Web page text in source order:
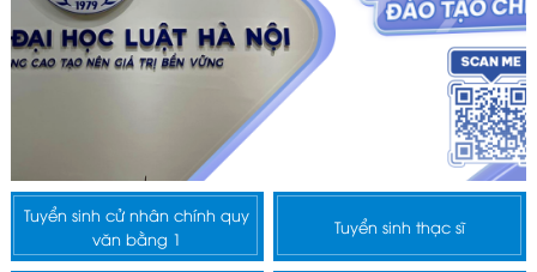
Tuyển sinh cử nhân chính quy
văn bằng 1
Tuyển sinh thạc sĩ